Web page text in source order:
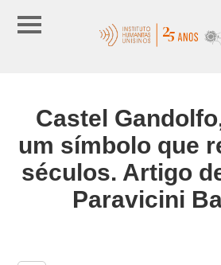
Castel
um símbolo que
séculos. Artigo
Paravicini